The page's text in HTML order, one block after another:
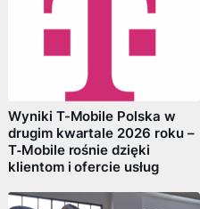
Wyniki T-Mobile Polska w
drugim kwartale 2026 roku –
T‑Mobile rośnie dzięki
klientom i ofercie usług